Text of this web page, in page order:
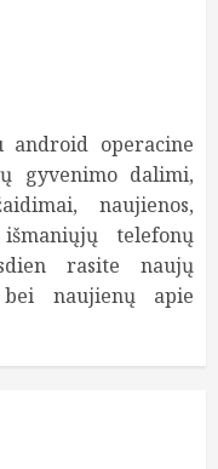
android operacine
gyvenimo dalimi,
naujienos,
telefonų
rasite naujų
naujienų apie